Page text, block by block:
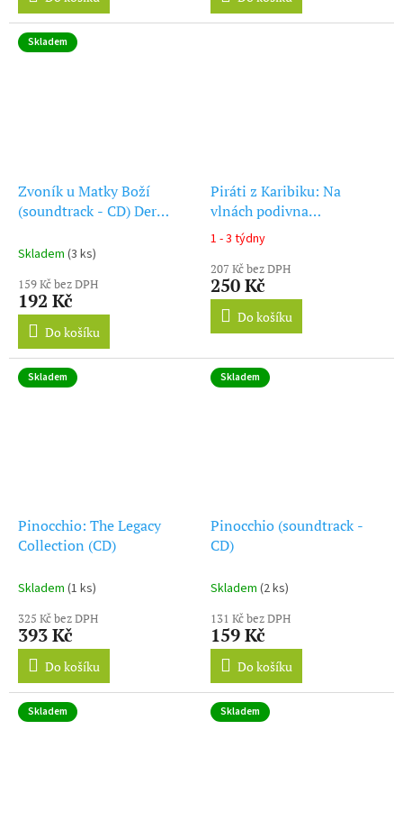
Skladem
Zvoník u Matky Boží
(soundtrack - CD) Der
Skladem (3 ks)
159 Kč bez DPH
192 Kč
Do košíku
Piráti z Karibiku: Na
vlnách podivna
(soundtrack - CD) Pirates
of the Caribbean: On
Stranger Tides
Průměrné
produktu
je
5,0
hvězdiček.
1 - 3 týdny
207 Kč bez DPH
250 Kč
Do košíku
Skladem
Pinocchio: The Legacy
Collection (CD)
Skladem (1 ks)
325 Kč bez DPH
393 Kč
Do košíku
Skladem
Pinocchio (soundtrack -
CD)
Skladem (2 ks)
131 Kč bez DPH
159 Kč
Do košíku
Skladem Skladem